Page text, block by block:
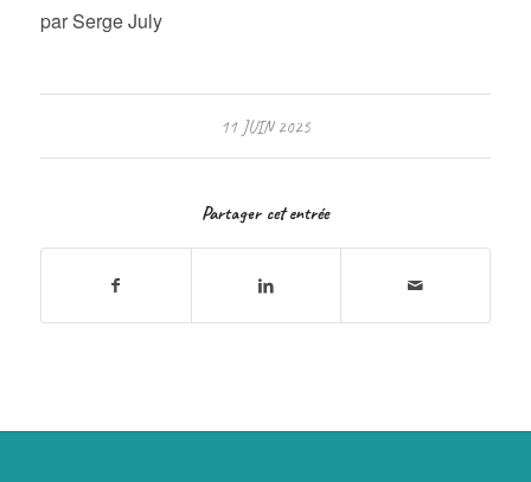
par Serge July
11 JUIN 2025
Partager cet entrée